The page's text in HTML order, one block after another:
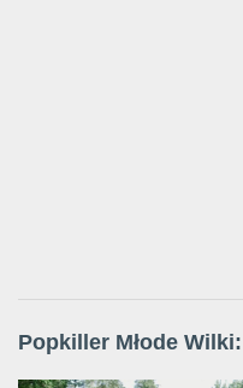
Popkiller Młode Wilki: